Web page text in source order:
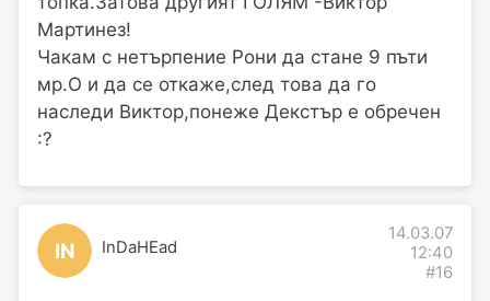
Мартинез!
Чакам с нетърпение Рони да стане 9 пъти
мр.О и да се откаже,след това да го
наследи Виктор,понеже Декстър е обречен
:?
IN InDaHEad
14.03.07
12:40
#16